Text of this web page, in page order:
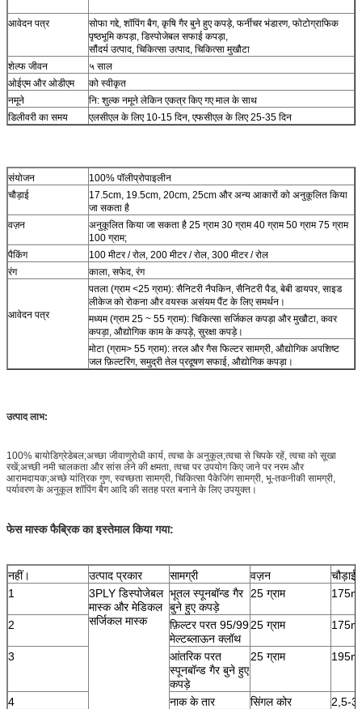
आवेदन पत्र
सोफा गद्दे, शॉपिंग बैग, कृषि गैर बुने हुए कपड़े, फर्नीचर भंडारण, फोटोग्राफिक
पृष्ठभूमि कपड़ा, डिस्पोजेबल सफाई कपड़ा,
सौंदर्य उत्पाद, चिकित्सा उत्पाद, चिकित्सा मुखौटा
शेल्फ जीवन
५ साल
ओईएम और ओडीएम
को स्वीकृत
नमूने
नि: शुल्क नमूने लेकिन एकत्र किए गए माल के साथ
डिलीवरी का समय
एलसीएल के लिए 10-15 दिन, एफसीएल के लिए 25-35 दिन
संयोजन
100% पॉलीप्रोपाइलीन
चौड़ाई
17.5cm, 19.5cm, 20cm, 25cm और अन्य आकारों को अनुकूलित किया
जा सकता है
वज़न
अनुकूलित किया जा सकता है 25 ग्राम 30 ग्राम 40 ग्राम 50 ग्राम 75 ग्राम
100 ग्राम;
पैकिंग
100 मीटर / रोल, 200 मीटर / रोल, 300 मीटर / रोल
रंग
काला, सफेद, रंग
आवेदन पत्र
पतला (ग्राम <25 ग्राम): सैनिटरी नैपकिन, सैनिटरी पैड, बेबी डायपर, साइड
लीकेज को रोकना और वयस्क असंयम पैंट के लिए समर्थन।
मध्यम (ग्राम 25 ~ 55 ग्राम): चिकित्सा सर्जिकल कपड़ा और मुखौटा, कवर
कपड़ा, औद्योगिक काम के कपड़े, सुरक्षा कपड़े।
मोटा (ग्राम> 55 ग्राम): तरल और गैस फिल्टर सामग्री, औद्योगिक अपशिष्ट
जल फ़िल्टरिंग, समुद्री तेल प्रदूषण सफाई, औद्योगिक कपड़ा।
उत्पाद लाभ:
100% बायोडिग्रेडेबल;अच्छा जीवाणुरोधी कार्य, त्वचा के अनुकूल;त्वचा से चिपके रहें, त्वचा को सूखा
रखें;अच्छी नमी चालकता और सांस लेने की क्षमता, त्वचा पर उपयोग किए जाने पर नरम और
आरामदायक;अच्छे यांत्रिक गुण, स्वच्छता सामग्री, चिकित्सा पैकेजिंग सामग्री, भू-तकनीकी सामग्री,
पर्यावरण के अनुकूल शॉपिंग बैग आदि की सतह परत बनाने के लिए उपयुक्त।
फेस मास्क फैब्रिक का इस्तेमाल किया गया:
नहीं। उत्पाद प्रकार सामग्री वज़न
चौड़ाई
1
3PLY डिस्पोजेबल
मास्क और मेडिकल
सर्जिकल मास्क
भूतल स्पूनबॉन्ड गैर
बुने हुए कपड़े
25 ग्राम
2
फ़िल्टर परत 95/99
मेल्टब्लाऊन क्लॉथ
25 ग्राम
3
आंतरिक परत
स्पूनबॉन्ड गैर बुने हुए
कपड़े
25 ग्राम
4 नाक के तार सिंगल कोर
2,5-3